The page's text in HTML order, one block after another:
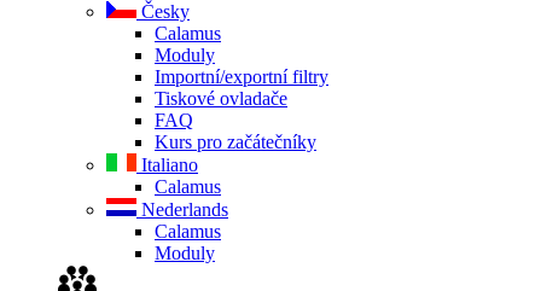
Česky
Calamus
Moduly
Importní/exportní filtry
Tiskové ovladače
FAQ
Kurs pro začátečníky
Italiano
Calamus
Nederlands
Calamus
Moduly